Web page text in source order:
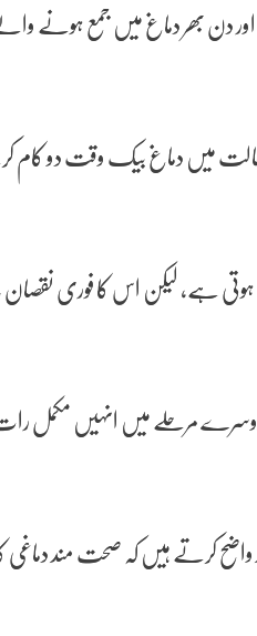
اور دن بھر دماغ میں جمع ہونے
حالت میں دماغ بیک وقت دو
ہے، لیکن اس کا فوری نقصان یہ
دوسرے مرحلے میں انہیں مکمل رات
واضح کرتے ہیں کہ صحت مند